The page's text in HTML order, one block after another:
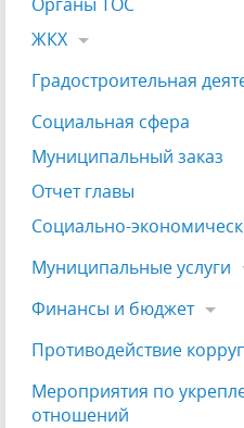
ЖКХ
Градостроительная
Социальная сфера
Муниципальный заказ
Отчет главы
Социально-
Муниципальные услуги
Финансы и бюджет
Противодействие
Мероприятия по
отношений